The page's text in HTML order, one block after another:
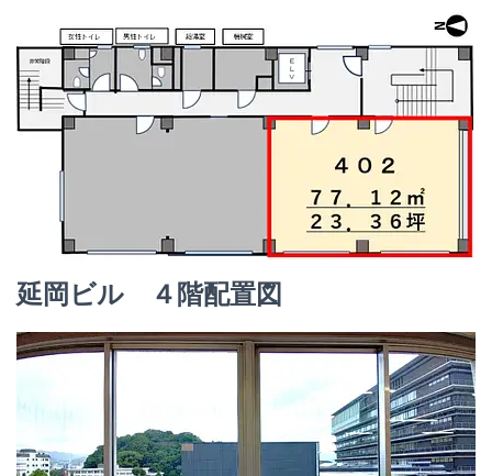
延岡ビル ４階配置図